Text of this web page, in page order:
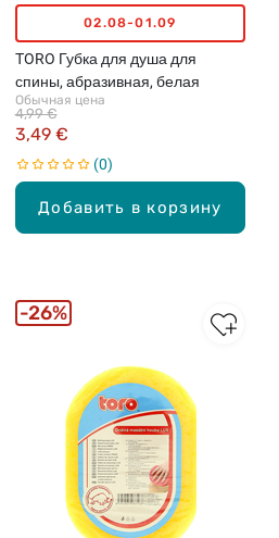
Добавить в корзину
02.08-01.09
TORO Губка для душа для
спины, абразивная, белая
Обычная цена
3,49 €
4,99 €
0
26%